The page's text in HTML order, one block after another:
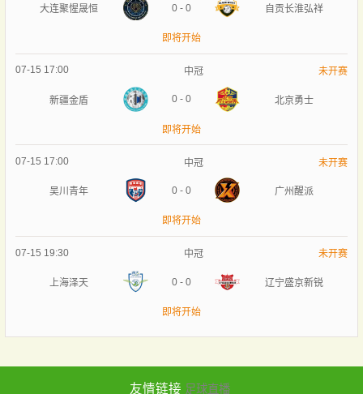
大连聚惺晟恒 0 - 0 自贡长淮弘祥
即将开始
07-15 17:00 中冠 未开赛
新疆金盾 0 - 0 北京勇士
即将开始
07-15 17:00 中冠 未开赛
吴川青年 0 - 0 广州醒派
即将开始
07-15 19:30 中冠 未开赛
上海泽天 0 - 0 辽宁盛京新锐
即将开始
友情链接 足球直播